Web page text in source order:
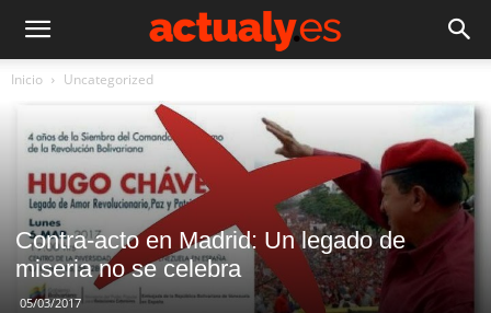
Inicio Uncategorized
Contra-acto en Madrid: Un legado de
miseria no se celebra
05/03/2017